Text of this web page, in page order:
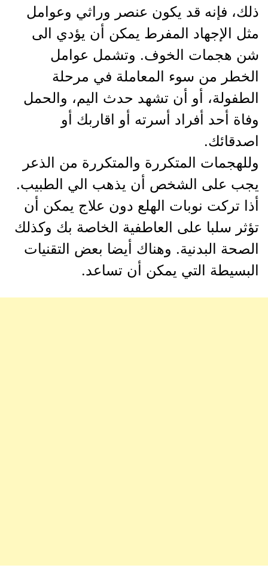
ذلك، فإنه قد يكون عنصر وراثي وعوامل
مثل الإجهاد المفرط يمكن أن يؤدي الى
شن هجمات الخوف. وتشمل عوامل
الخطر من سوء المعاملة في مرحلة
الطفولة، أو أن تشهد حدث اليم، والحمل
وفاة أحد أفراد أسرته أو اقاربك أو
اصدقائك.
وللهجمات المتكررة والمتكررة من الذعر
يجب على الشخص أن يذهب الي الطبيب.
أذا تركت نوبات الهلع دون علاج يمكن أن
تؤثر سلبا على العاطفية الخاصة بك وكذلك
الصحة البدنية. وهناك أيضا بعض التقنيات
البسيطة التي يمكن أن تساعد.